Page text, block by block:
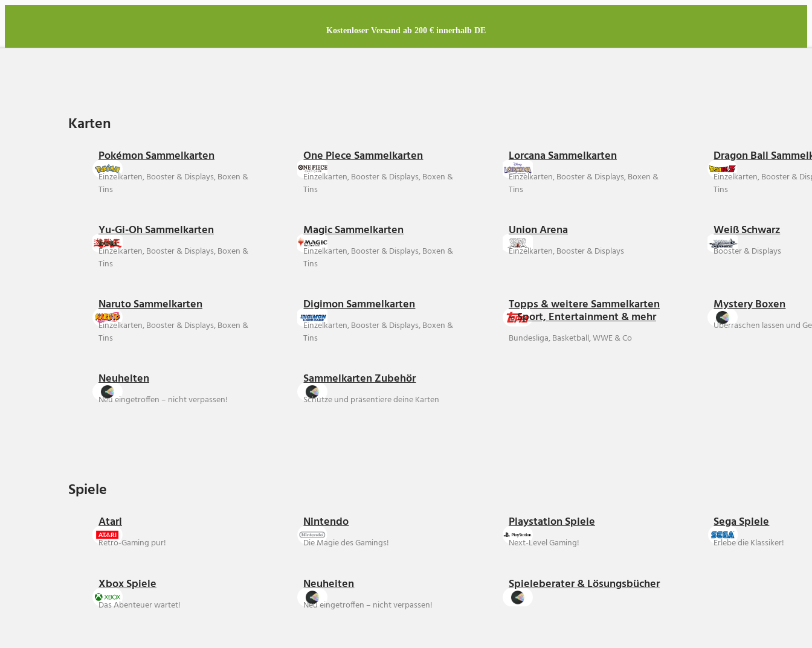
Kostenloser Versand ab 200 € innerhalb DE
Karten
Pokémon Sammelkarten
Einzelkarten, Booster & Displays, Boxen &
Tins
One Piece Sammelkarten
Einzelkarten, Booster & Displays, Boxen &
Tins
Lorcana Sammelkarten
Einzelkarten, Booster & Displays, Boxen &
Tins
Dragon Ball
Einzelkarten, Booster &
Tins
Yu-Gi-Oh Sammelkarten
Einzelkarten, Booster & Displays, Boxen &
Tins
Magic Sammelkarten
Einzelkarten, Booster & Displays, Boxen &
Tins
Union Arena
Einzelkarten, Booster & Displays
Weiß Schwarz
Booster & Displays
Naruto Sammelkarten
Einzelkarten, Booster & Displays, Boxen &
Tins
Digimon Sammelkarten
Einzelkarten, Booster & Displays, Boxen &
Tins
Topps & weitere Sammelkarten
– Sport, Entertainment & mehr
Bundesliga, Basketball, WWE & Co
Mystery Boxen
Überraschen lassen und
Neuheiten
Neu eingetroffen – nicht verpassen!
Sammelkarten Zubehör
Schütze und präsentiere deine Karten
Spiele
Atari
Retro-Gaming pur!
Nintendo
Die Magie des Gamings!
Playstation Spiele
Next-Level Gaming!
Sega Spiele
Erlebe die Klassiker!
Xbox Spiele
Das Abenteuer wartet!
Neuheiten
Neu eingetroffen – nicht verpassen!
Spieleberater & Lösungsbücher